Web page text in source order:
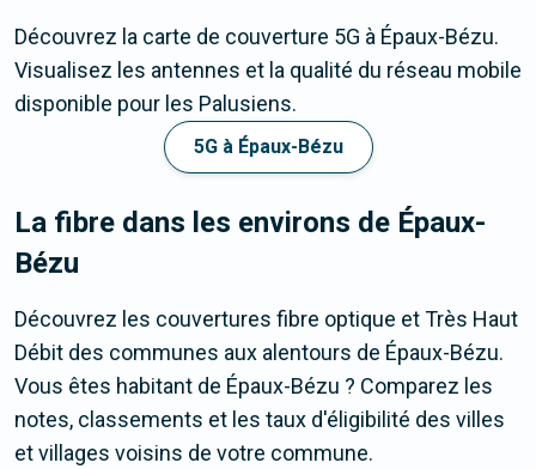
Découvrez la carte de couverture 5G à Épaux-Bézu.
Visualisez les antennes et la qualité du réseau mobile
disponible pour les Palusiens.
5G à Épaux-Bézu
La fibre dans les environs de Épaux-
Bézu
Découvrez les couvertures fibre optique et Très Haut
Débit des communes aux alentours de Épaux-Bézu.
Vous êtes habitant de Épaux-Bézu ? Comparez les
notes, classements et les taux d'éligibilité des villes
et villages voisins de votre commune.